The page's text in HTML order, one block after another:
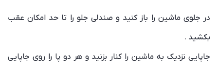
در جلوی ماشین را باز کنید و صندلی جلو را تا حد امکان عقب
بکشید .
جاپایی نزدیک به ماشین را کنار بزنید و هر دو پا را روی جاپایی